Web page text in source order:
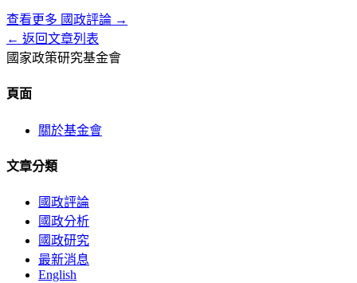
查看更多 國政評論 →
← 返回文章列表
國家政策研究基金會
頁面
關於基金會
文章分類
國政評論
國政分析
國政研究
最新消息
English